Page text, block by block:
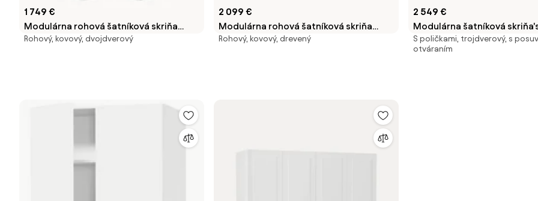
1 749 €
Modulárna rohová šatníková skriňa
Charlotte, Š 115 cm
Rohový, kovový, dvojdverový
2 099 €
Modulárna rohová šatníková skriňa
Charlotte, Š 165 cm, rôzne veľkosti
Rohový, kovový, drevený
2 549 €
Modulárna šatníková
posuvnými dverami Leon, Š
rôzne veľkosti
S poličkami, trojdverový, s
otváraním